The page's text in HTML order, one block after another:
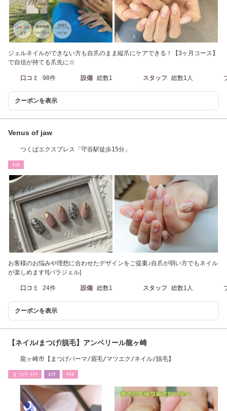
ジェルネイルができない方も自爪のまま縦爪にケアできる！【3ヶ月コース】
で自信が持てる爪先に☆
口コミ 98件 設備 総数1 スタッフ 総数1人
クーポンを表示
Venus of jaw
つくばエクスプレス「守谷駅徒歩15分」
ﾈｲﾙ
お客様のお悩みや理想に合わせたデザインをご提案♪自爪が弱い方でもネイル
が楽しめます!![パラジェル]
口コミ 24件 設備 総数1 スタッフ 総数1人
クーポンを表示
【ネイル/まつげ/脱毛】アンベリール龍ヶ崎
龍ヶ崎市【まつげパーマ/眉毛/マツエク/ネイル/脱毛】
まつげ･ﾒｲｸ ｴｽﾃ ﾈｲﾙ